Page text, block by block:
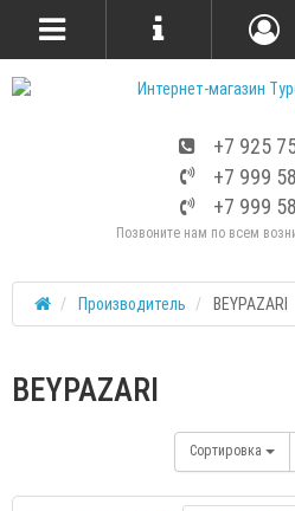
+7 925
+7 999
+7 999
Позвоните нам по всем
Производитель BEYPAZARI
BEYPAZARI
Сортировка